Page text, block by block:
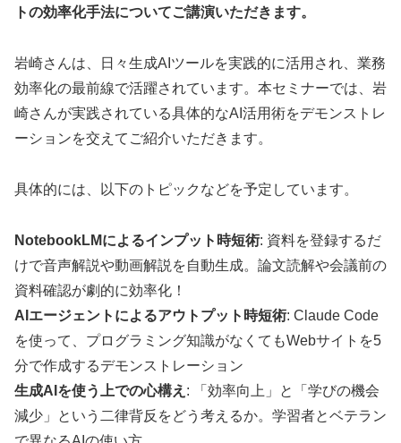
トの効率化手法についてご講演いただきます。
岩崎さんは、日々生成AIツールを実践的に活用され、業務
効率化の最前線で活躍されています。本セミナーでは、岩
崎さんが実践されている具体的なAI活用術をデモンストレ
ーションを交えてご紹介いただきます。
具体的には、以下のトピックなどを予定しています。
NotebookLMによるインプット時短術: 資料を登録するだ
けで音声解説や動画解説を自動生成。論文読解や会議前の
資料確認が劇的に効率化！
AIエージェントによるアウトプット時短術: Claude Code
を使って、プログラミング知識がなくてもWebサイトを5
分で作成するデモンストレーション
生成AIを使う上での心構え : 「効率向上」と「学びの機会
減少」という二律背反をどう考えるか。学習者とベテラン